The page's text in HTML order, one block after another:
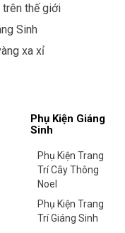
trên thế giới
Sinh
xa xỉ
Phụ Kiện Giáng
Sinh
Phụ Kiện Trang
Trí Cây Thông
Noel
Phụ Kiện Trang
Trí Giáng Sinh